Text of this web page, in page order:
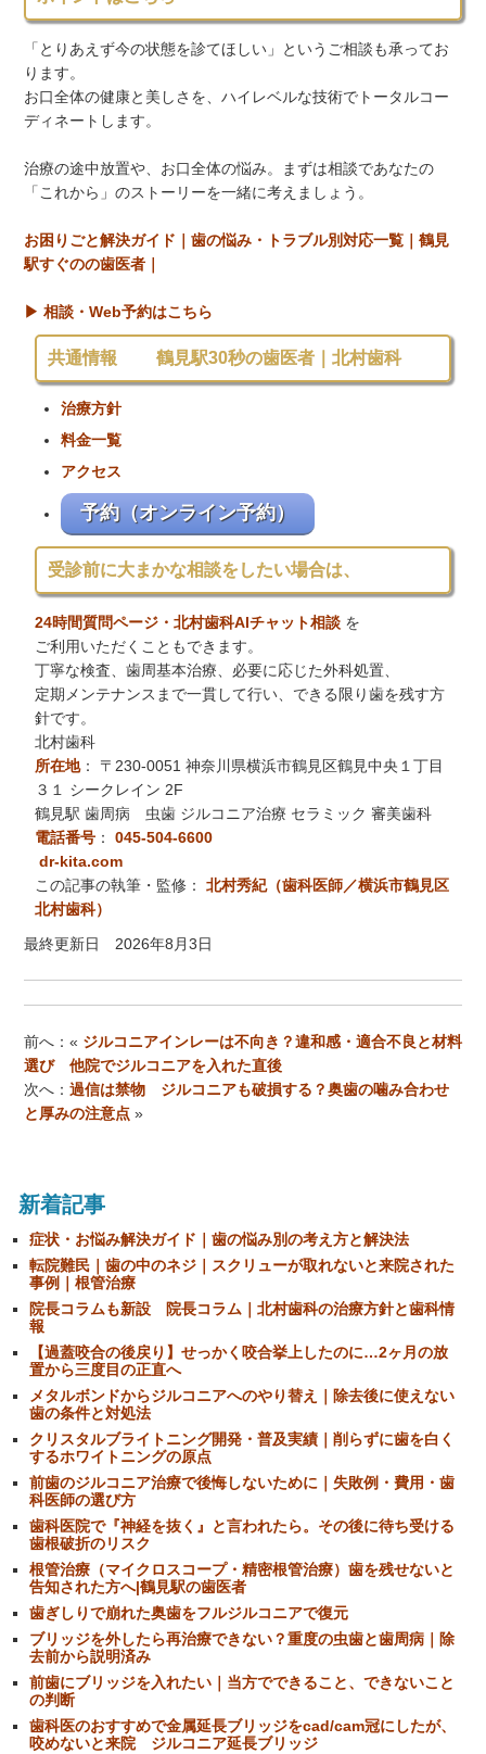
「とりあえず今の状態を診てほしい」というご相談も承ってお
ります。
お口全体の健康と美しさを、ハイレベルな技術でトータルコー
ディネートします。
治療の途中放置や、お口全体の悩み。まずは相談であなたの
「これから」のストーリーを一緒に考えましょう。
お困りごと解決ガイド｜歯の悩み・トラブル別対応一覧｜鶴見
駅すぐのの歯医者｜
▶ 相談・Web予約はこちら
共通情報 鶴見駅30秒の歯医者｜北村歯科
治療方針
料金一覧
アクセス
予約（オンライン予約）
受診前に大まかな相談をしたい場合は、
24時間質問ページ・北村歯科AIチャット相談 を
ご利用いただくこともできます。
丁寧な検査、歯周基本治療、必要に応じた外科処置、
定期メンテナンスまで一貫して行い、できる限り歯を残す方
針です。
北村歯科
所在地：
〒230-0051 神奈川県横浜市鶴見区鶴見中央１丁目
３１ シークレイン 2F
鶴見駅 歯周病 虫歯 ジルコニア治療 セラミック 審美歯科
電話番号 ：
045-504-6600
dr-kita.com
この記事の執筆・監修： 北村秀紀（歯科医師／横浜市鶴見区
北村歯科）
最終更新日 2026年8月3日
前へ：« ジルコニアインレーは不向き？違和感・適合不良と材料
選び 他院でジルコニアを入れた直後
次へ： 過信は禁物 ジルコニアも破損する？奥歯の噛み合わせ
と厚みの注意点 »
新着記事
症状・お悩み解決ガイド｜歯の悩み別の考え方と解決法
転院難民｜歯の中のネジ｜スクリューが取れないと来院された
事例｜根管治療
院長コラムも新設 院長コラム｜北村歯科の治療方針と歯科情
報
【過蓋咬合の後戻り】せっかく咬合挙上したのに…2ヶ月の放
置から三度目の正直へ
メタルボンドからジルコニアへのやり替え｜除去後に使えない
歯の条件と対処法
クリスタルブライトニング開発・普及実績｜削らずに歯を白く
するホワイトニングの原点
前歯のジルコニア治療で後悔しないために｜失敗例・費用・歯
科医師の選び方
歯科医院で『神経を抜く』と言われたら。その後に待ち受ける
歯根破折のリスク
根管治療（マイクロスコープ・精密根管治療）歯を残せないと
告知された方へ|鶴見駅の歯医者
歯ぎしりで崩れた奥歯をフルジルコニアで復元
ブリッジを外したら再治療できない？重度の虫歯と歯周病｜除
去前から説明済み
前歯にブリッジを入れたい｜当方でできること、できないこと
の判断
歯科医のおすすめで金属延長ブリッジをcad/cam冠にしたが、
咬めないと来院 ジルコニア延長ブリッジ